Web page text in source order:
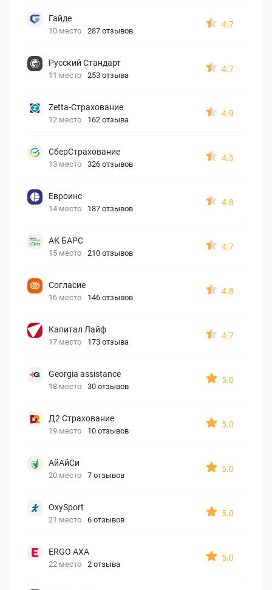
Гайде
10 место 287 отзывов
4.7
Русский Стандарт
11 место 253 отзыва
4.7
Zetta-Страхование
12 место 162 отзыва
4.9
СберСтрахование
13 место 326 отзывов
4.5
Евроинс
14 место 187 отзывов
4.8
АК БАРС
15 место 210 отзывов
4.7
Согласие
16 место 146 отзывов
4.8
Капитал Лайф
17 место 173 отзыва
4.7
Georgia assistance
18 место 30 отзывов
5.0
Д2 Страхование
19 место 10 отзывов
5.0
АйАйСи
20 место 7 отзывов
5.0
OxySport
21 место 6 отзывов
5.0
ERGO AXA
22 место 2 отзыва
5.0